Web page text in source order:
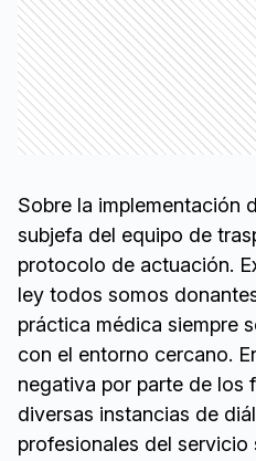
Sobre la implementación
subjefa del equipo de
protocolo de actuación.
ley todos somos
práctica médica siempre
con el entorno cercano.
negativa por parte de los
diversas instancias de
profesionales del